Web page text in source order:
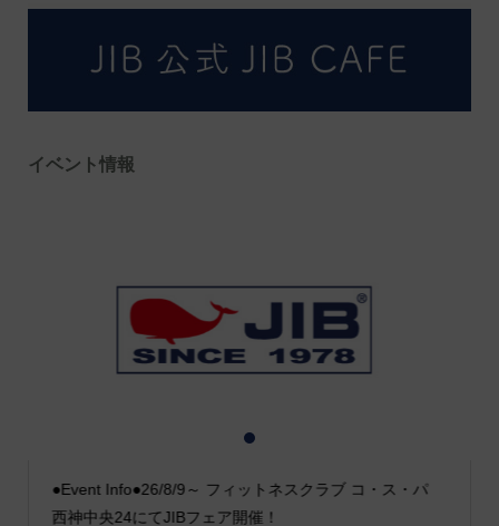
イベント情報
●Event Info●26/8/9～ フィットネスクラブ コ・ス・パ
西神中央24にてJIBフェア開催！
2